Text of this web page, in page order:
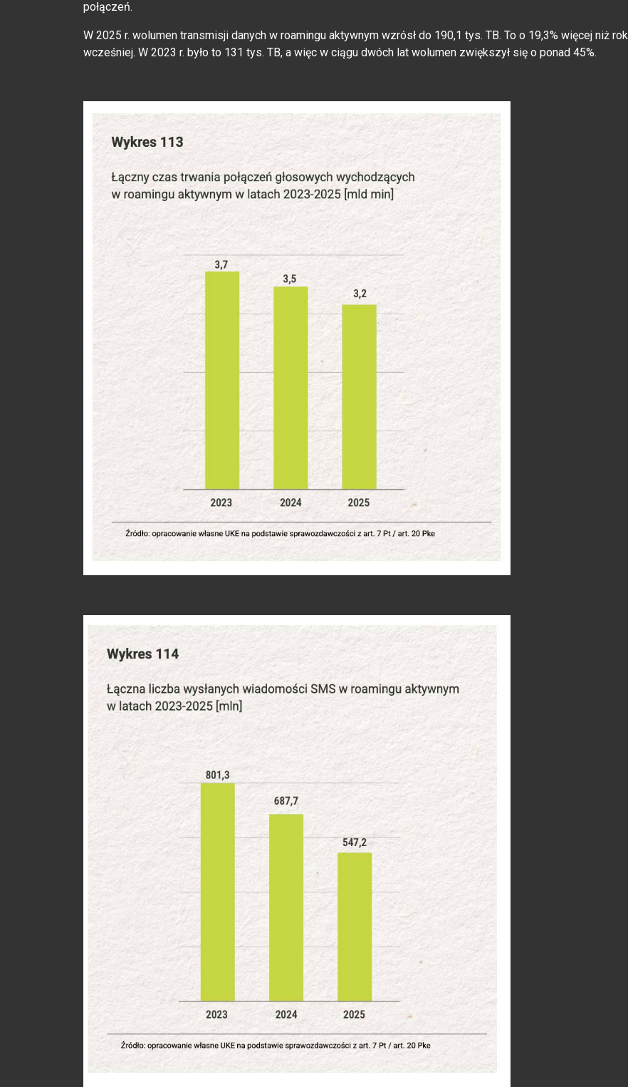
połączeń.
W 2025 r. wolumen transmisji danych w roamingu aktywnym wzrósł do 190,1 tys. TB. To o 19,3% więcej niż rok
wcześniej. W 2023 r. było to 131 tys. TB, a więc w ciągu dwóch lat wolumen zwiększył się o ponad 45%.